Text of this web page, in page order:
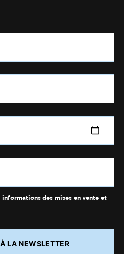
des mises en vente et
LA NEWSLETTER